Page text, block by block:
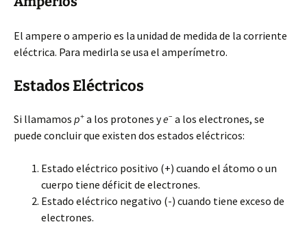
El ampere o amperio es la unidad de medida de la corriente
eléctrica. Para medirla se usa el amperímetro.
Estados Eléctricos
Si llamamos p+ a los protones ye– a los electrones, se
puede concluir que existen dos estados eléctricos:
Estado eléctrico positivo (+) cuando el átomo o un
cuerpo tiene déficit de electrones.
Estado eléctrico negativo (-) cuando tiene exceso de
electrones.